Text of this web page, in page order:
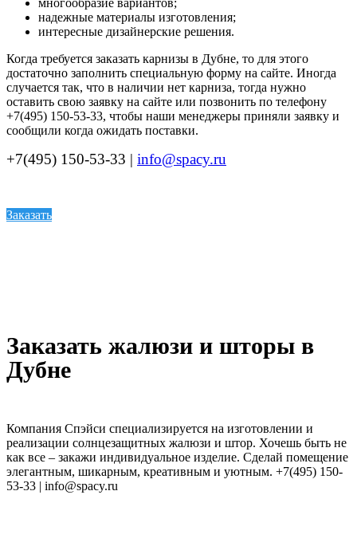
надежные материалы изготовления;
интересные дизайнерские решения.
Когда требуется заказать карнизы в Дубне, то для этого
достаточно заполнить специальную форму на сайте. Иногда
случается так, что в наличии нет карниза, тогда нужно
оставить свою заявку на сайте или позвонить по телефону
+7(495) 150-53-33, чтобы наши менеджеры приняли заявку и
сообщили когда ожидать поставки.
+7(495) 150-53-33 | info@spacy.ru
Заказать
Заказать жалюзи и шторы в
Дубне
Компания Спэйси специализируется на изготовлении и
реализации солнцезащитных жалюзи и штор. Хочешь быть не
как все – закажи индивидуальное изделие. Сделай помещение
элегантным, шикарным, креативным и уютным. +7(495) 150-
53-33 | info@spacy.ru